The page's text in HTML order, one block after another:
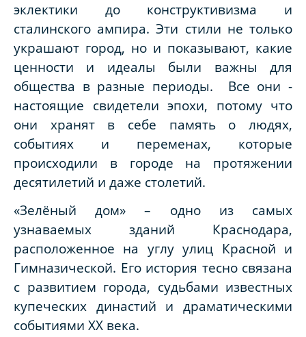
эклектики до конструктивизма и
сталинского ампира. Эти стили не только
украшают город, но и показывают, какие
ценности и идеалы были важны для
общества в разные периоды. Все они -
настоящие свидетели эпохи, потому что
они хранят в себе память о людях,
событиях и переменах, которые
происходили в городе на протяжении
десятилетий и даже столетий.
«Зелёный дом» – одно из самых
узнаваемых зданий Краснодара,
расположенное на углу улиц Красной и
Гимназической. Его история тесно связана
с развитием города, судьбами известных
купеческих династий и драматическими
событиями XX века.